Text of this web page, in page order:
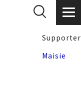
Supporter
Maisie